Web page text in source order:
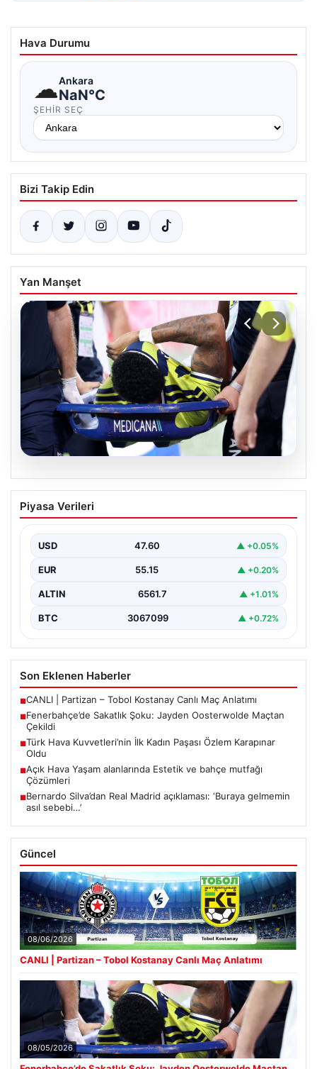
Hava Durumu
☁Ankara
NaN°C
ŞEHIR SEÇ
Bizi Takip Edin
Yan Manşet
05.08.2026
Fenerbahçe’de Sakatlık Şoku: Jayden
Oosterwolde Maçtan Çekildi
Oosterwolde, UEFA Avrupa Ligi'nde Sturm Graz ile
karşılaştıkları zorlu mücadelede…
Piyasa Verileri
USD 47.60 ▲ +0.05%
EUR 55.15 ▲ +0.20%
ALTIN 6561.7 ▲ +1.01%
BTC 3067099 ▲ +0.72%
Son Eklenen Haberler
■CANLI | Partizan – Tobol Kostanay Canlı Maç Anlatımı
■Fenerbahçe’de Sakatlık Şoku: Jayden Oosterwolde Maçtan
Çekildi
■Türk Hava Kuvvetleri’nin İlk Kadın Paşası Özlem Karapınar
Oldu
■Açık Hava Yaşam alanlarında Estetik ve bahçe mutfağı
Çözümleri
■Bernardo Silva’dan Real Madrid açıklaması: ‘Buraya gelmemin
asıl sebebi…’
Güncel
08/06/2026
CANLI | Partizan – Tobol Kostanay Canlı Maç Anlatımı
08/05/2026